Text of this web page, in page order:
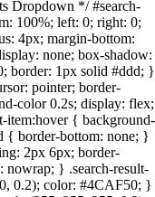
Dropdown */ #search-
100%; left: 0; right: 0;
4px; margin-bottom:
none; box-shadow:
border: 1px solid #ddd; }
pointer; border-
color 0.2s; display: flex;
item:hover { background-
{ border-bottom: none; }
2px 6px; border-
nowrap; } .search-result-
0.2); color: #4CAF50; }